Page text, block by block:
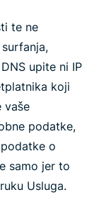
te ne
upite ni IP
koji
vaše
podatke,
o
samo jer to
Usluga.